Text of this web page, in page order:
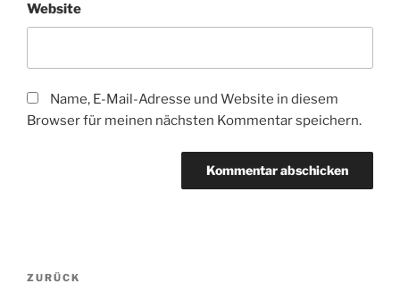
Website
Name, E-Mail-Adresse und Website in diesem
Browser für meinen nächsten Kommentar speichern.
Beitragsnavigation
Vorheriger
ZURÜCK